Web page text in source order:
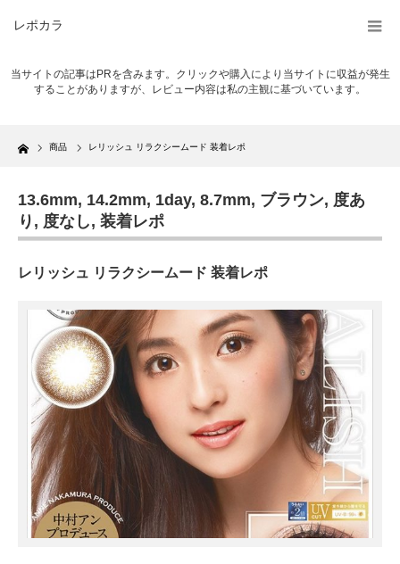
レポカラ
当サイトの記事はPRを含みます。クリックや購入により当サイトに収益が発生
することがありますが、レビュー内容は私の主観に基づいています。
Home 商品 レリッシュ リラクシームード 装着レポ
13.6mm, 14.2mm, 1day, 8.7mm, ブラウン, 度あ
り , 度なし, 装着レポ
レリッシュ リラクシームード 装着レポ